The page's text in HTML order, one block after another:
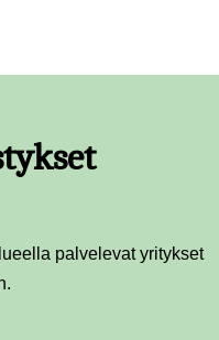
palvelevat yritykset